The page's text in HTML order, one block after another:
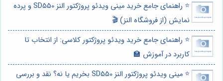
⭐️ راهنمای جامع خرید مینی ویدئو پروژکتور النز SD550 و پرده
نمایش (از فروشگاه النز) 🎬
⭐️ راهنمای جامع خرید ویدئو پروژکتور کلاسی: از انتخاب تا
کاربرد در آموزش 🏫
⭐️ مینی ویدئو پروژکتور النز SD550 بخریم یا نه؟ نقد و بررسی